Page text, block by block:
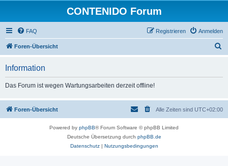
CONTENIDO Forum
FAQ Anmelden
Registrieren
Foren-Übersicht
Information
Das Forum ist wegen Wartungsarbeiten derzeit offline!
Foren-Übersicht Alle Zeiten sind UTC+02:00
Powered by phpBB® Forum Software © phpBB Limited
Deutsche Übersetzung durch phpBB.de
Datenschutz| Nutzungsbedingungen